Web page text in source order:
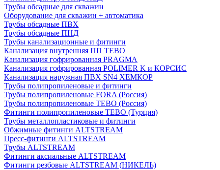
Трубы обсадные для скважин
Оборудование для скважин + автоматика
Трубы обсадные ПВХ
Трубы обсадные ПНД
Трубы канализационные и фитинги
Канализация внутренняя ПП TEBO
Канализация гофрированная PRAGMA
Канализация гофрированная POLIMER K и КОРСИС
Канализация наружная ПВХ SN4 ХЕМКОР
Трубы полипропиленовые и фитинги
Трубы полипропиленовые FORA (Россия)
Трубы полипропиленовые TEBO (Россия)
Фитинги полипропиленовые TEBO (Турция)
Трубы металлопластиковые и фитинги
Обжимные фитинги ALTSTREAM
Пресс-фитинги ALTSTREAM
Трубы ALTSTREAM
Фитинги аксиальные ALTSTREAM
Фитинги резбовые ALTSTREAM (НИКЕЛЬ)